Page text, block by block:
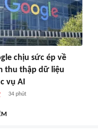
chịu sức ép về
thu thập dữ liệu
vụ AI
34 phút